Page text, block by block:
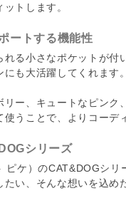
トします。
ートする機能性
れる小さなポケットが
も大活躍してくれます。
リー、キュートなピン
使うことで、よりコーデ
シリーズ
ケ）のCAT&DOGシリ
い、そんな想いを込め